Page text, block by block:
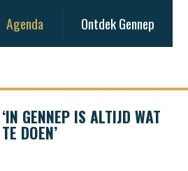
Agenda Ontdek Gennep
‘IN GENNEP IS ALTIJD WAT
TE DOEN’